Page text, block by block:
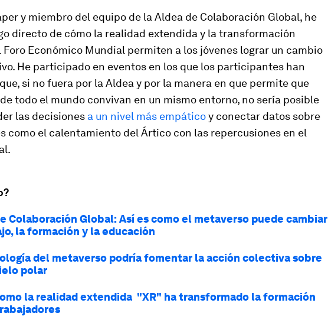
y miembro del equipo de la Aldea de Colaboración Global, he
directo de cómo la realidad extendida y la transformación
Económico Mundial permiten a los jóvenes lograr un cambio
He participado en eventos en los que los participantes han
si no fuera por la Aldea y por la manera en que permite que
todo el mundo convivan en un mismo entorno, no sería posible
las decisiones a un nivel más empáticoy conectar datos sobre
como el calentamiento del Ártico con las repercusiones en el
Colaboración Global: Así es como el metaverso puede cambiar
la formación y la educación
del metaverso podría fomentar la acción colectiva sobre
polar
la realidad extendida "XR" ha transformado la formación